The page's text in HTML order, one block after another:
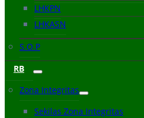
LHKPN
LHKASN
S.O.P
RB
Zona Integritas
Sekilas Zona Integritas